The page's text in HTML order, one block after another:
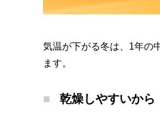
気温が下がる冬は、1年の
ます。
乾燥しやすいから